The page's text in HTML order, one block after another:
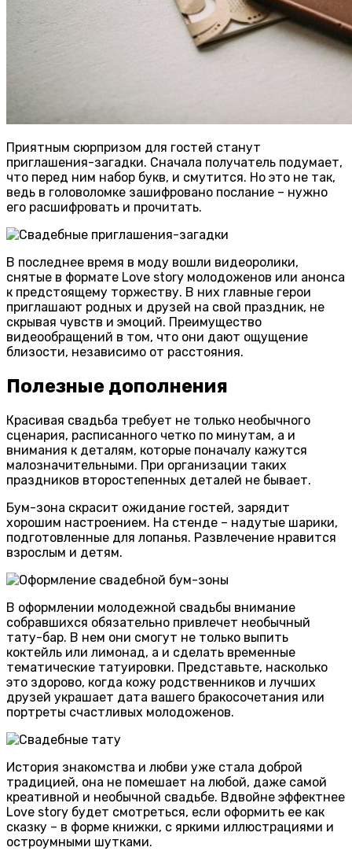
Приятным сюрпризом для гостей станут
приглашения-загадки. Сначала получатель подумает,
что перед ним набор букв, и смутится. Но это не так,
ведь в головоломке зашифровано послание – нужно
его расшифровать и прочитать.
В последнее время в моду вошли видеоролики,
снятые в формате Love story молодоженов или анонса
к предстоящему торжеству. В них главные герои
приглашают родных и друзей на свой праздник, не
скрывая чувств и эмоций. Преимущество
видеообращений в том, что они дают ощущение
близости, независимо от расстояния.
Полезные дополнения
Красивая свадьба требует не только необычного
сценария, расписанного четко по минутам, а и
внимания к деталям, которые поначалу кажутся
малозначительными. При организации таких
праздников второстепенных деталей не бывает.
Бум-зона скрасит ожидание гостей, зарядит
хорошим настроением. На стенде – надутые шарики,
подготовленные для лопанья. Развлечение нравится
взрослым и детям.
В оформлении молодежной свадьбы внимание
собравшихся обязательно привлечет необычный
тату-бар. В нем они смогут не только выпить
коктейль или лимонад, а и сделать временные
тематические татуировки. Представьте, насколько
это здорово, когда кожу родственников и лучших
друзей украшает дата вашего бракосочетания или
портреты счастливых молодоженов.
История знакомства и любви уже стала доброй
традицией, она не помешает на любой, даже самой
креативной и необычной свадьбе. Вдвойне эффектнее
Love story будет смотреться, если оформить ее как
сказку – в форме книжки, с яркими иллюстрациями и
остроумными шутками.